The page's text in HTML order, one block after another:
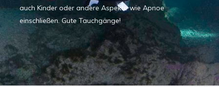
auch Kinder oder andere Aspekte wie Apnoe
einschließen. Gute Tauchgänge!